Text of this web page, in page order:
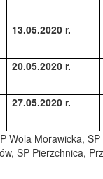
13.05.2020 r.
20.05.2020 r.
27.05.2020 r.
Wola Morawicka,
SP Pierzchnica,